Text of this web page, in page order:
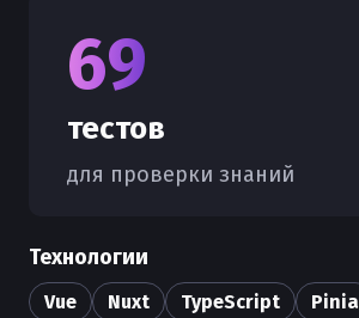
69
тестов
для проверки знаний
Технологии
Vue Nuxt TypeScript Pinia